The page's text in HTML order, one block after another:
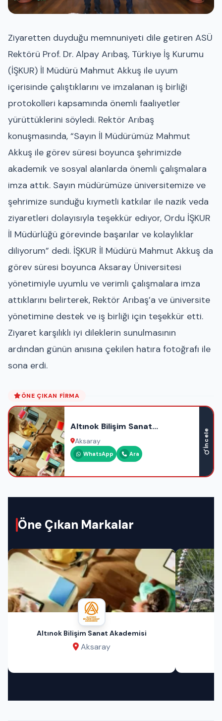
Ziyaretten duyduğu memnuniyeti dile getiren ASÜ
Rektörü Prof. Dr. Alpay Arıbaş, Türkiye İş Kurumu
(İŞKUR) İl Müdürü Mahmut Akkuş ile uyum
içerisinde çalıştıklarını ve imzalanan iş birliği
protokolleri kapsamında önemli faaliyetler
yürüttüklerini söyledi. Rektör Arıbaş
konuşmasında, “Sayın İl Müdürümüz Mahmut
Akkuş ile görev süresi boyunca şehrimizde
akademik ve sosyal alanlarda önemli çalışmalara
imza attık. Sayın müdürümüze üniversitemize ve
şehrimize sunduğu kıymetli katkılar ile nazik veda
ziyaretleri dolayısıyla teşekkür ediyor, Ordu İŞKUR
İl Müdürlüğü görevinde başarılar ve kolaylıklar
diliyorum” dedi. İŞKUR İl Müdürü Mahmut Akkuş da
görev süresi boyunca Aksaray Üniversitesi
yönetimiyle uyumlu ve verimli çalışmalara imza
attıklarını belirterek, Rektör Arıbaş’a ve üniversite
yönetimine destek ve iş birliği için teşekkür etti.
Ziyaret karşılıklı iyi dileklerin sunulmasının
ardından günün anısına çekilen hatıra fotoğrafı ile
sona erdi.
ÖNE ÇIKAN FIRMA
Altınok Bilişim Sanat
Akademisi
Aksaray
WhatsApp Ara
İncele
Öne Çıkan Markalar
Altınok Bilişim Sanat Akademisi
Aksaray